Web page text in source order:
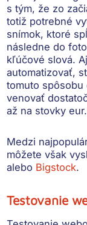
s tým, že zo
totiž potrebné
snímok, ktoré
následne do
kľúčové slová.
automatizovať,
tomuto spôsobu
venovať
až na stovky eur.
Medzi
môžete však
alebo Bigstock.
Testovanie